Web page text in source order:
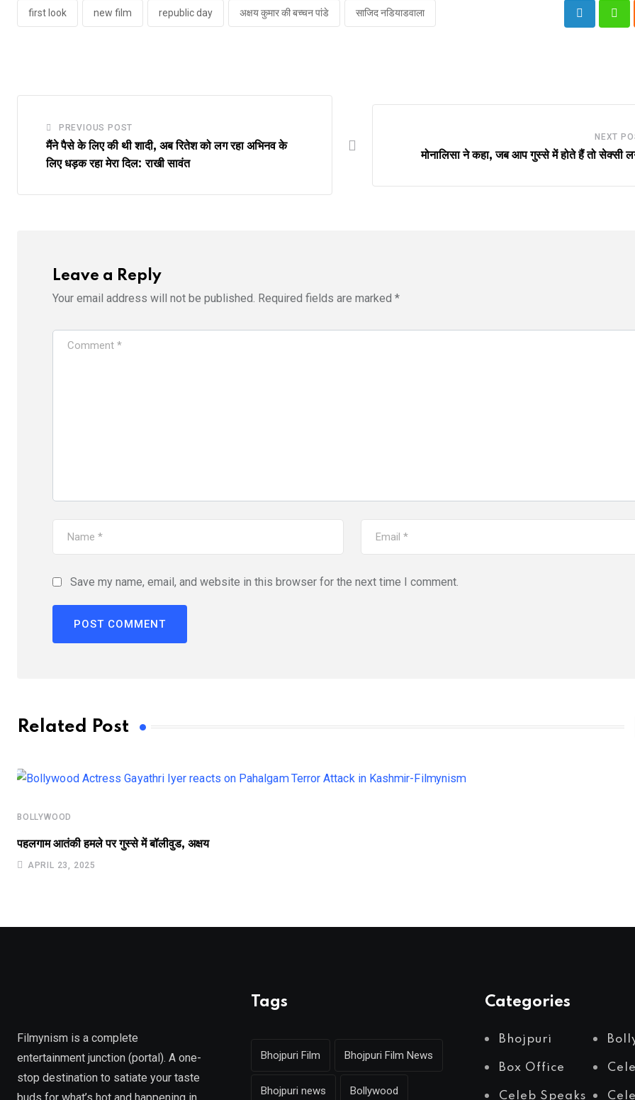
first look new film republic day अक्षय कुमार की बच्चन पांडे साजिद नडियाडवाला
PREVIOUS POST
मैंने पैसे के लिए की थी शादी, अब रितेश को लग रहा अभिनव के
लिए धड़क रहा मेरा दिल: राखी सावंत
NEXT
मोनालिसा ने कहा, जब आप गुस्से में होते हैं तो सेक्सी
Leave a Reply
Your email address will not be published. Required fields are marked *
Save my name, email, and website in this browser for the next time I comment.
Related Post
BOLLYWOOD
पहलगाम आतंकी हमले पर गुस्से में बॉलीवुड, अक्षय
APRIL 23, 2025
Filmynism is a complete
entertainment junction (portal). A one-
stop destination to satiate your taste
Tags
Bhojpuri Film Bhojpuri Film News
Bhojpuri news Bollywood
Categories
Bhojpuri
Box Office
Celeb Speaks